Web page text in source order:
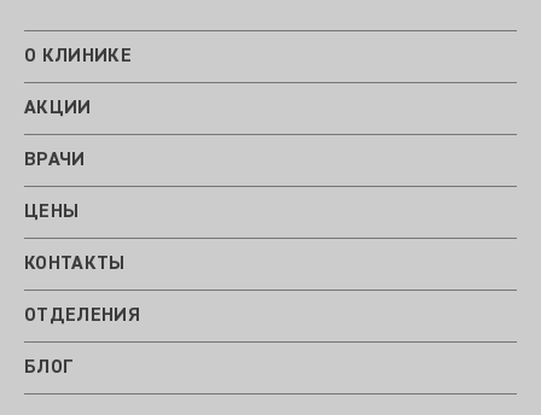
О КЛИНИКЕ
АКЦИИ
ВРАЧИ
ЦЕНЫ
КОНТАКТЫ
ОТДЕЛЕНИЯ
БЛОГ